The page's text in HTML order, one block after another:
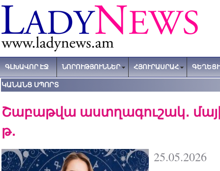
ԳԼԽԱՎՈՐ ԷՋ ՆՈՐՈՒԹՅՈՒՆՆԵՐ ՀՅՈՒՐԱՍՐԱՀ
ԿԱՆԱՆՑ ՍՊՈՐՏ
Շաբաթվա աստղագուշակ․
թ․
25.05.2026